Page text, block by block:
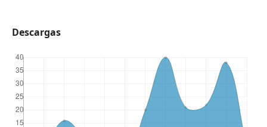
Descargas